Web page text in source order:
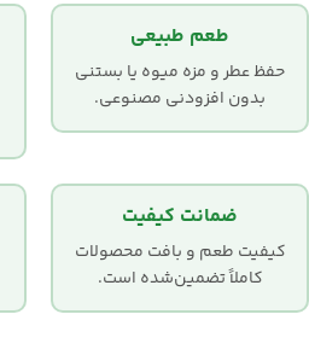
طعم طبیعی
حفظ عطر و مزه میوه یا بستنی
بدون افزودنی مصنوعی.
ضمانت کیفیت
کیفیت طعم و بافت محصولات
کاملاً تضمین‌شده است.